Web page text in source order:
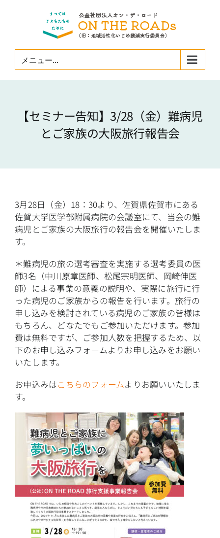
メニュー...
【セミナー告知】3/28（金）難病児
とご家族の大阪旅行報告会
3月28日（金）18：30より、佐賀県佐賀市にある
佐賀大学医学部附属病院の会議室にて、当会の難
病児とご家族の大阪旅行の報告会を開催いたしま
す。
＊難病児の旅の選考審査を実施する選考委員の医
師3名（中川原章医師、松尾宗明医師、岡崎伸医
師）による事業の意義の説明や、実際に旅行に行
った病児のご家族からの報告を行います。旅行の
申し込みを検討されている病児のご家族の皆様は
もちろん、どなたでもご参加いただけます。参加
費は無料ですが、ご参加人数を把握するため、以
下のお申し込みフォームよりお申し込みをお願い
いたします。
お申込みはこちらのフォームよりお願いいたしま
す。